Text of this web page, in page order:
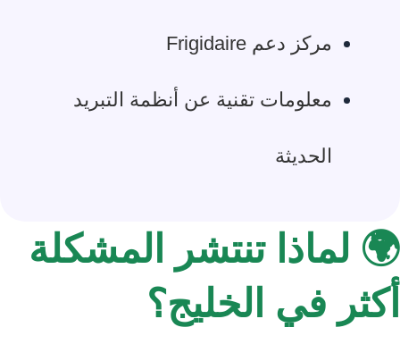
مركز دعم Frigidaire
معلومات تقنية عن أنظمة التبريد
الحديثة
🌍 لماذا تنتشر المشكلة
أكثر في الخليج؟